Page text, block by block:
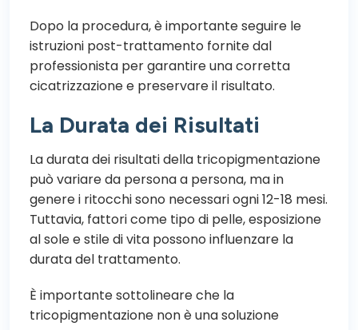
Dopo la procedura, è importante seguire le
istruzioni post-trattamento fornite dal
professionista per garantire una corretta
cicatrizzazione e preservare il risultato.
La Durata dei Risultati
La durata dei risultati della tricopigmentazione
può variare da persona a persona, ma in
genere i ritocchi sono necessari ogni 12-18 mesi.
Tuttavia, fattori come tipo di pelle, esposizione
al sole e stile di vita possono influenzare la
durata del trattamento.
È importante sottolineare che la
tricopigmentazione non è una soluzione